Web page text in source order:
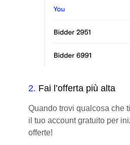
2. Fai l’offerta più alta
Quando trovi qualcosa che
il tuo account gratuito per
offerte!